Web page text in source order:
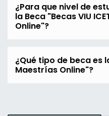
¿Para que nivel de
la Beca "Becas VIU
Online"?
¿Qué tipo de beca es
Maestrías Online"?